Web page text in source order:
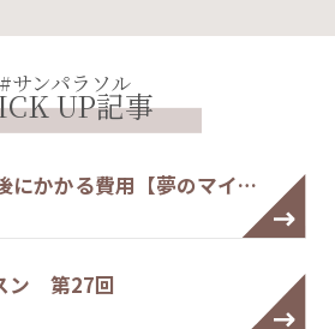
#サンパラソル
UP記事
かかる費用【夢のマイ…
ン 第27回